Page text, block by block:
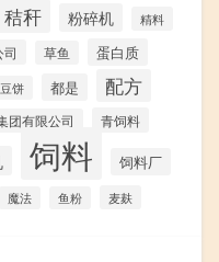
秸秆 粉碎机
精料
草鱼 蛋白质
豆饼 都是 配方
团有限公司 青饲料
饲料 饲料厂
魔法 鱼粉 麦麸